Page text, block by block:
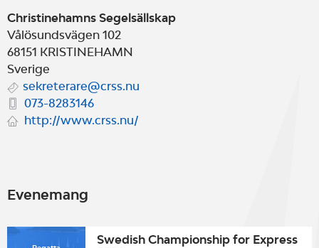
Christinehamns Segelsällskap
Vålösundsvägen 102
68151 KRISTINEHAMN
Sverige
sekreterare@crss.nu
073-8283146
http://www.crss.nu/
Evenemang
Swedish Championship for Express